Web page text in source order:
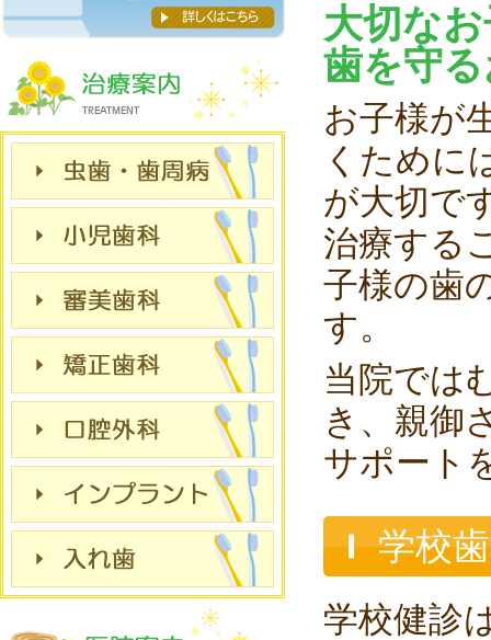
大切な
歯を守
お子様が
くために
が大切で
治療する
子様の歯
す。
当院では
き、親御
サポート
学校
学校健診